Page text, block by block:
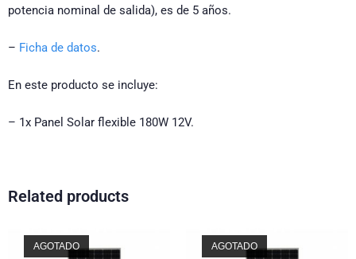
potencia nominal de salida), es de 5 años.
– Ficha de datos.
En este producto se incluye:
– 1x Panel Solar flexible 180W 12V.
Related products
AGOTADO AGOTADO